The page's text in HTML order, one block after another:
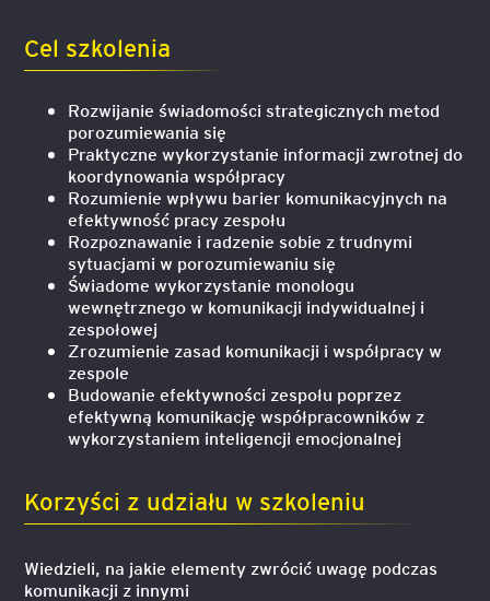
Cel szkolenia
Rozwijanie świadomości strategicznych metod
porozumiewania się
Praktyczne wykorzystanie informacji zwrotnej do
koordynowania współpracy
Rozumienie wpływu barier komunikacyjnych na
efektywność pracy zespołu
Rozpoznawanie i radzenie sobie z trudnymi
sytuacjami w porozumiewaniu się
Świadome wykorzystanie monologu
wewnętrznego w komunikacji indywidualnej i
zespołowej
Zrozumienie zasad komunikacji i współpracy w
zespole
Budowanie efektywności zespołu poprzez
efektywną komunikację współpracowników z
wykorzystaniem inteligencji emocjonalnej
Korzyści z udziału w szkoleniu
Wiedzieli, na jakie elementy zwrócić uwagę podczas
komunikacji z innymi